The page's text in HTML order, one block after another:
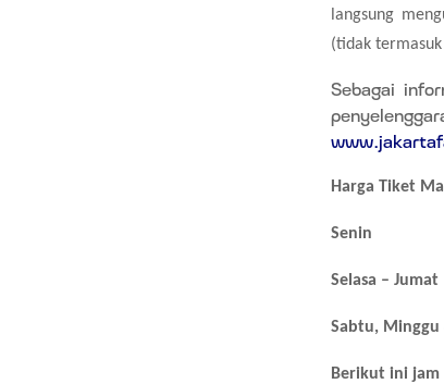
langsung
(tidak
Sebagai
Harga Tiket
Senin
Selasa – Jumat
Sabtu, Minggu
Berikut ini jam